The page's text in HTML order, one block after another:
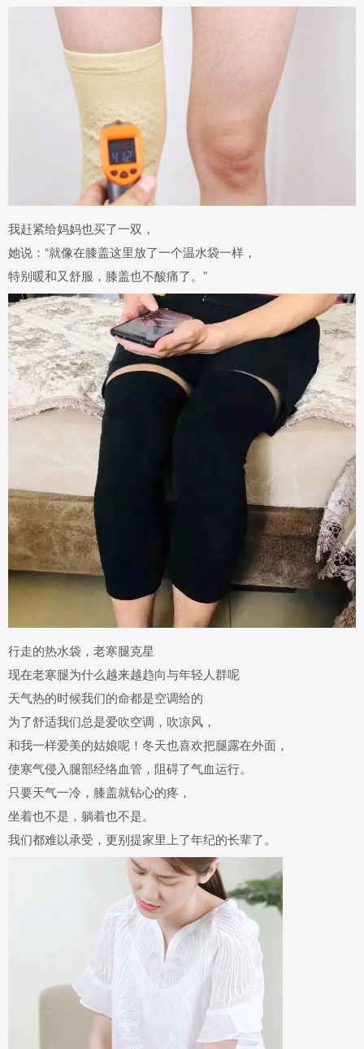
我赶紧给妈妈也买了一双，
她说：“就像在膝盖这里放了一个温水袋一样，
特别暖和又舒服，膝盖也不酸痛了。”
行走的热水袋，老寒腿克星
现在老寒腿为什么越来越趋向与年轻人群呢
天气热的时候我们的命都是空调给的
为了舒适我们总是爱吹空调，吹凉风 ，
和我一样爱美的姑娘呢！ 冬天也喜欢把腿露在外面 ，
使寒气侵入腿部经络血管 ，阻碍了气血运行。
只要天气一冷， 膝盖就钻心的疼 ，
坐着也不是，躺着也不是。
我们都难以承受，更别提家里上了年纪的长辈了。